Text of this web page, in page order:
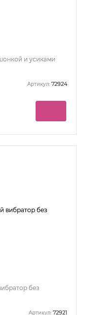
и усиками
Артикул: 72924
без
Артикул: 72921